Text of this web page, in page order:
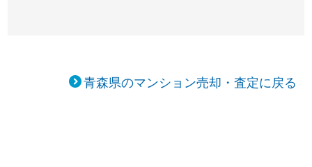
青森県のマンション売却・査定に戻る